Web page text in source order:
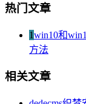
热门文章
1win10和
方法
相关文章